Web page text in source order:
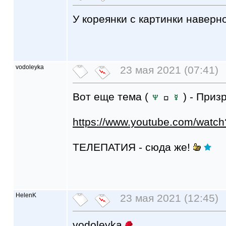
У кореянки с картинки
vodoleyka 23 мая 2021 (07:41)
Вот еще тема ( ) -
https://www.youtube.com/
ТЕЛЕПАТИЯ - сюда же!
HelenK 23 мая 2021 (12:45)